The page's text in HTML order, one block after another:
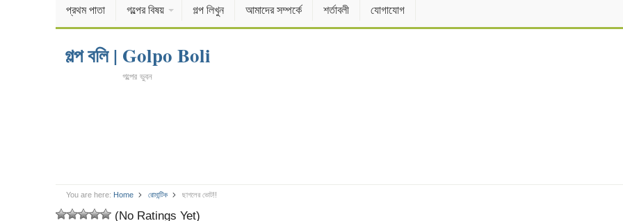
প্রথম পাতা গল্পের বিষয় গল্প লিখুন আমাদের সম্পর্কে শর্তাবলী যোগাযোগ
গল্প বলি | Golpo Boli
গল্পের ভুবন
You are here: Home রোমান্টিক ছাগলের ভোট!!
(No Ratings Yet)